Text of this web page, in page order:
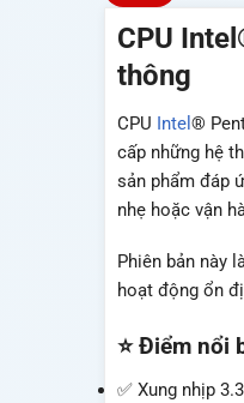
CPU
thông
CPU Intel ®
cấp những hệ
sản phẩm đáp
nhẹ hoặc vận
Phiên bản này
hoạt động ổn
⭐ Điểm nổi
✅ Xung nhịp